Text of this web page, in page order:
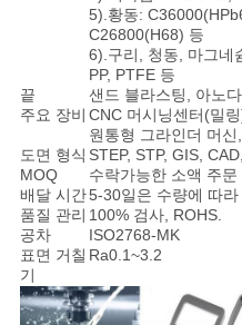
사
이
트
지
도
5).황동:
C26800(H68) 등
6).구리, 청동, 마그네
PP, PTFE 등
끝
샌드 블라스팅, 아노
주요 장비 CNC 머시닝센터(밀
원통형 그라인더 머
도면 형식 STEP, STP, GIS,
MOQ
수락가능한 소액 주문
배달 시간5-30일은 수량에 따라
품질 관리 100% 검사, ROHS.
공차
ISO2768-MK
표면 거칠
기
Ra0.1~3.2